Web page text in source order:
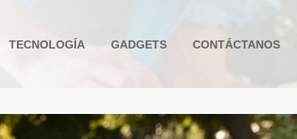
TECNOLOGÍA GADGETS CONTÁCTANOS